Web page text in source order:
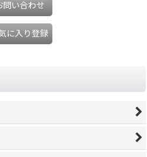
問い合わせ
に入り登録